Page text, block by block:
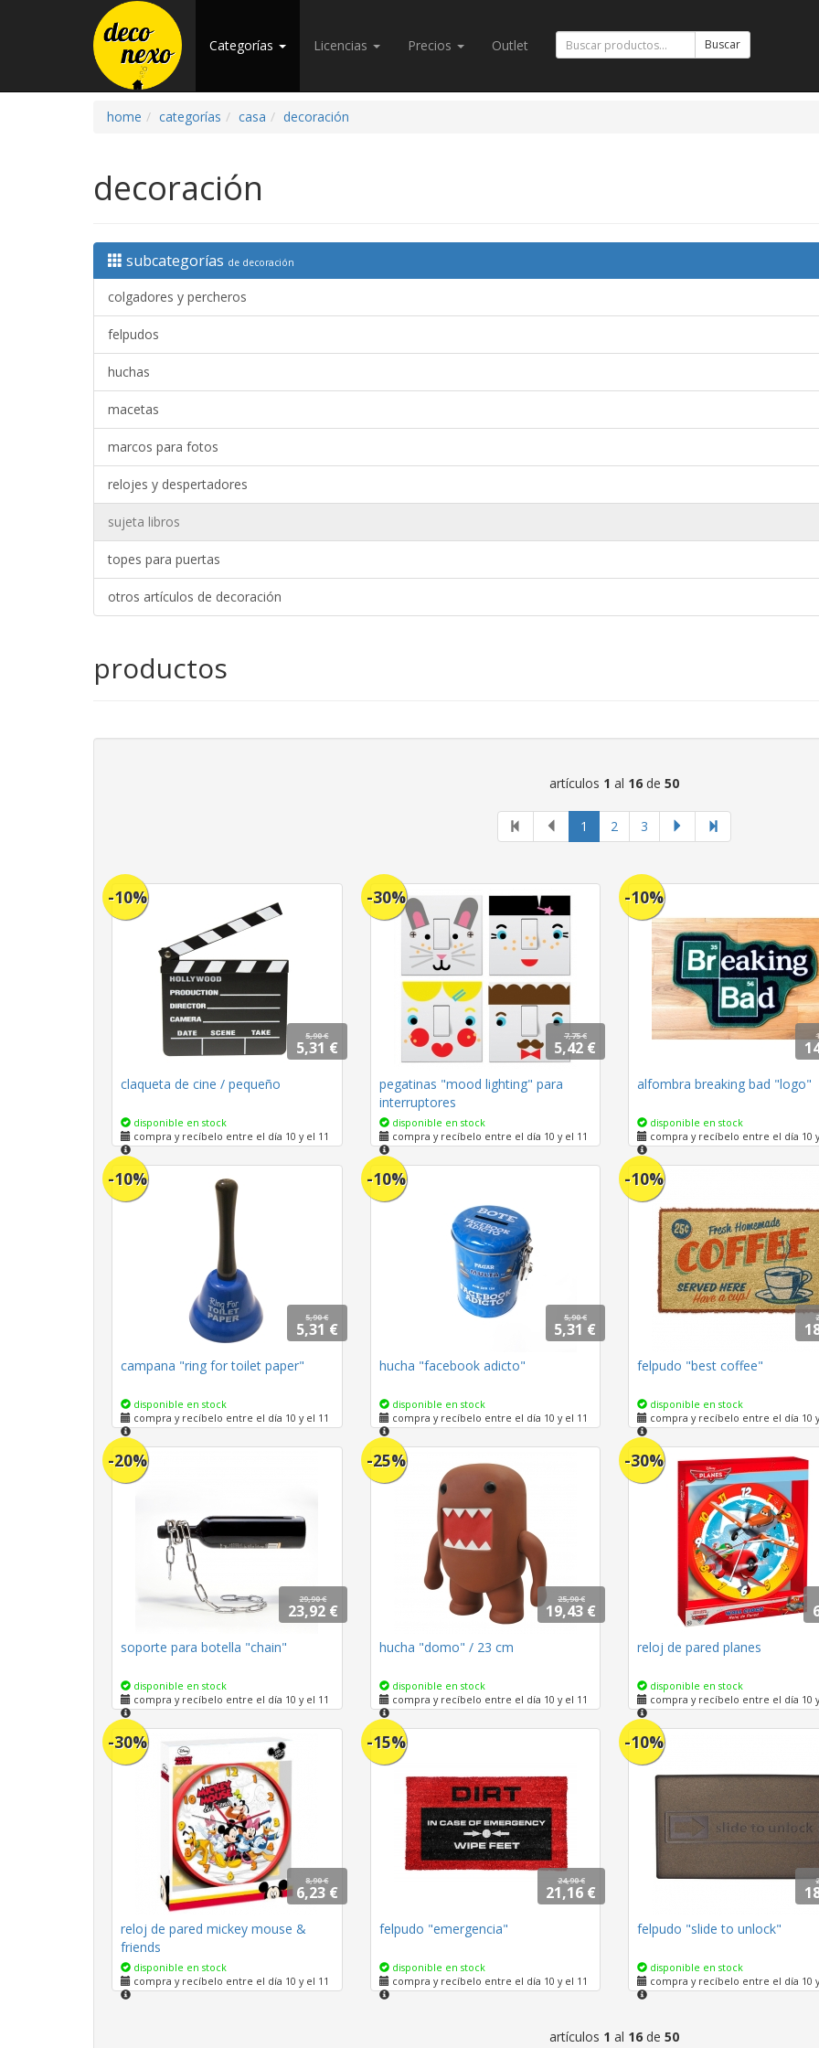
Categorías Licencias Precios Outlet Buscar
home categorías casa decoración
decoración
subcategorías de decoración
colgadores y percheros
felpudos
huchas
macetas
marcos para fotos
relojes y despertadores
sujeta libros
topes para puertas
otros artículos de decoración
productos
artículos 1 al 16 de 50
1
página
actual
2 3
-10%
5,90 €
5,31 €
claqueta de cine / pequeño
disponible en stock
compra y recíbelo entre el día 10 y el 11
-30%
7,75 €
5,42 €
pegatinas "mood lighting" para
interruptores
disponible en stock
compra y recíbelo entre el día 10 y el 11
-10%
alfombra breaking bad "logo"
disponible en stock
compra y recíbelo entre el día 10
-10%
5,90 €
5,31 €
campana "ring for toilet paper"
disponible en stock
compra y recíbelo entre el día 10 y el 11
-10%
5,90 €
5,31 €
hucha "facebook adicto"
disponible en stock
compra y recíbelo entre el día 10 y el 11
-10%
felpudo "best coffee"
disponible en stock
compra y recíbelo entre el día 10
-20%
29,90 €
23,92 €
soporte para botella "chain"
disponible en stock
compra y recíbelo entre el día 10 y el 11
-25%
25,90 €
19,43 €
hucha "domo" / 23 cm
disponible en stock
compra y recíbelo entre el día 10 y el 11
-30%
reloj de pared planes
disponible en stock
compra y recíbelo entre el día 10
-30%
8,90 €
6,23 €
reloj de pared mickey mouse &
friends
disponible en stock
compra y recíbelo entre el día 10 y el 11
-15%
24,90 €
21,16 €
felpudo "emergencia"
disponible en stock
compra y recíbelo entre el día 10 y el 11
-10%
felpudo "slide to unlock"
disponible en stock
compra y recíbelo entre el día 10
artículos 1 al 16 de 50